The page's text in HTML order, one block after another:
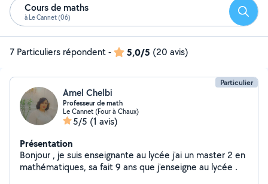
Cours de maths
à Le Cannet (06)
7 Particuliers répondent- 5,0/5 (20 avis)
Particulier
Amel Chelbi
Professeur de math
Le Cannet (Four à Chaux)
5/5 (1 avis)
Présentation
Bonjour , je suis enseignante au lycée j'ai un master 2 en
mathématiques, sa fait 9 ans que j'enseigne au lycée .